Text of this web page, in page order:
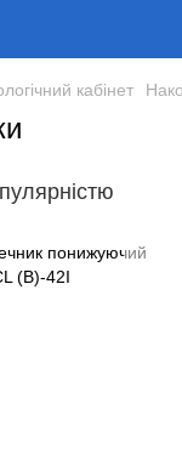
кабінет